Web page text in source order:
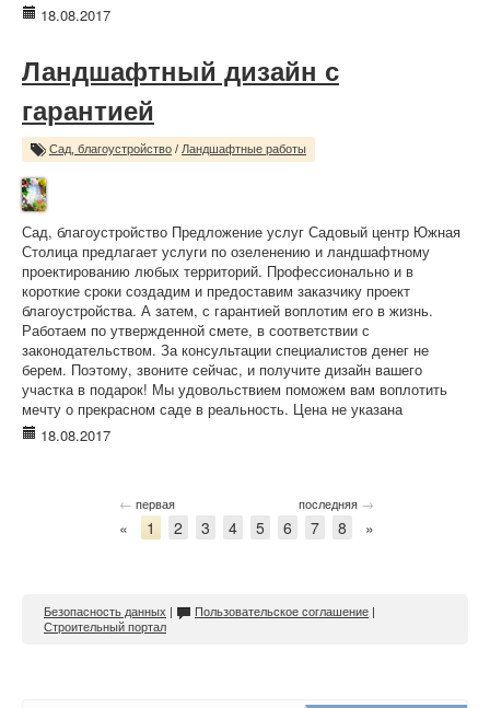
18.08.2017
Ландшафтный дизайн с
гарантией
Сад, благоустройство / Ландшафтные работы
Сад, благоустройство Предложение услуг Садовый центр Южная
Столица предлагает услуги по озеленению и ландшафтному
проектированию любых территорий. Профессионально и в
короткие сроки создадим и предоставим заказчику проект
благоустройства. А затем, с гарантией воплотим его в жизнь.
Работаем по утвержденной смете, в соответствии с
законодательством. За консультации специалистов денег не
берем. Поэтому, звоните сейчас, и получите дизайн вашего
участка в подарок! Мы удовольствием поможем вам воплотить
мечту о прекрасном саде в реальность. Цена не указана
18.08.2017
← первая последняя →
« 1 2 3 4 5 6 7 8 »
Безопасность данных | Пользовательское соглашение |
Строительный портал